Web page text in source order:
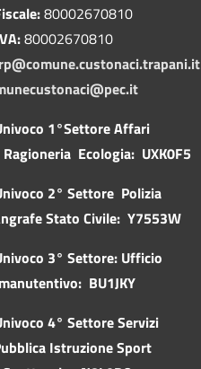
80002670810
80002670810
1°Settore Affari
Ragioneria Ecologia: UXK0F5
2° Settore Polizia
Stato Civile: Y7553W
3° Settore: Ufficio
BU1JKY
4° Settore Servizi
Istruzione Sport